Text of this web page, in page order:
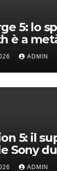
5: lo
è a
ADMIN
5: il
Sony
anni?
ADMIN